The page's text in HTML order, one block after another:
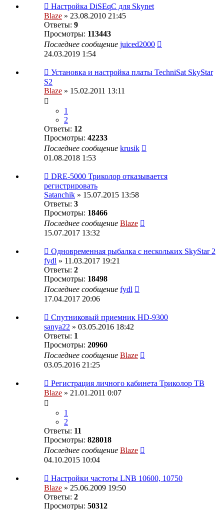
Настройка DiSEqC для Skynet
Blaze » 23.08.2010 21:45
Ответы: 9
Просмотры: 113443
Последнее сообщение juiced2000
24.03.2019 1:54
Установка и настройка платы TechniSat SkyStar
S2
Blaze » 15.02.2011 13:11
1
2
Ответы: 12
Просмотры: 42233
Последнее сообщение krusik
01.08.2018 1:53
DRE-5000 Триколор отказывается
регистрировать
Satanchik » 15.07.2015 13:58
Ответы: 3
Просмотры: 18466
Последнее сообщение Blaze
15.07.2017 13:32
Одновременная рыбалка с нескольких SkyStar 2
fydl » 11.03.2017 19:21
Ответы: 2
Просмотры: 18498
Последнее сообщение fydl
17.04.2017 20:06
Спутниковый приемник HD-9300
sanya22 » 03.05.2016 18:42
Ответы: 1
Просмотры: 20960
Последнее сообщение Blaze
03.05.2016 21:25
Регистрация личного кабинета Триколор ТВ
Blaze » 21.01.2011 0:07
1
2
Ответы: 11
Просмотры: 828018
Последнее сообщение Blaze
04.10.2015 10:04
Настройки частоты LNB 10600, 10750
Blaze » 25.06.2009 19:50
Ответы: 2
Просмотры: 50312